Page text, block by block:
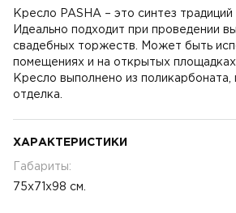
Кресло PASHA – это синтез традиций
Идеально подходит при проведении
свадебных торжеств. Может быть
помещениях и на открытых
Кресло выполнено из поликарбоната,
отделка.
ХАРАКТЕРИСТИКИ
Габариты:
75х71х98 см.